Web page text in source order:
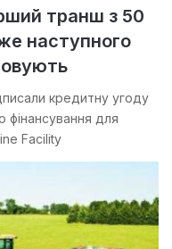
транш з 50
наступного
кредитну угоду
для
Facility